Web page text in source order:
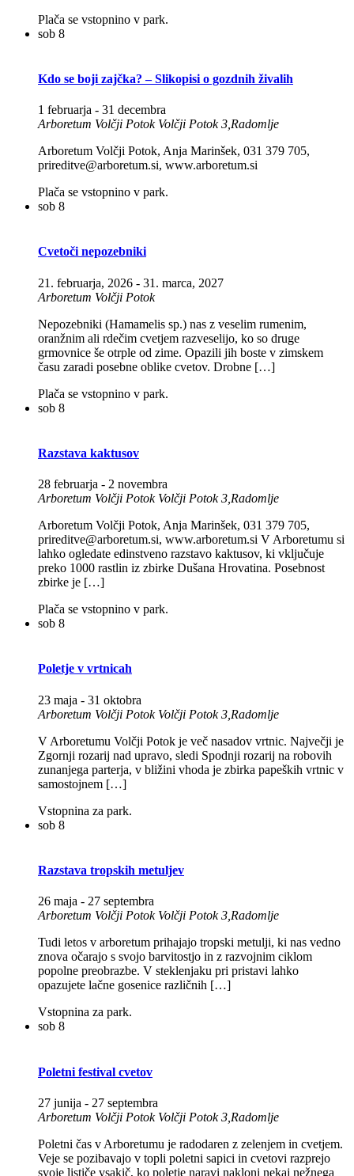
Plača se vstopnino v park.
sob 8
Kdo se boji zajčka? – Slikopisi o gozdnih živalih
1 februarja - 31 decembra
Arboretum Volčji Potok Volčji Potok 3,Radomlje
Arboretum Volčji Potok, Anja Marinšek, 031 379 705,
prireditve@arboretum.si, www.arboretum.si
Plača se vstopnino v park.
sob 8
Cvetoči nepozebniki
21. februarja, 2026 - 31. marca, 2027
Arboretum Volčji Potok
Nepozebniki (Hamamelis sp.) nas z veselim rumenim,
oranžnim ali rdečim cvetjem razveselijo, ko so druge
grmovnice še otrple od zime. Opazili jih boste v zimskem
času zaradi posebne oblike cvetov. Drobne […]
Plača se vstopnino v park.
sob 8
Razstava kaktusov
28 februarja - 2 novembra
Arboretum Volčji Potok Volčji Potok 3,Radomlje
Arboretum Volčji Potok, Anja Marinšek, 031 379 705,
prireditve@arboretum.si, www.arboretum.si V Arboretumu si
lahko ogledate edinstveno razstavo kaktusov, ki vključuje
preko 1000 rastlin iz zbirke Dušana Hrovatina. Posebnost
zbirke je […]
Plača se vstopnino v park.
sob 8
Poletje v vrtnicah
23 maja - 31 oktobra
Arboretum Volčji Potok Volčji Potok 3,Radomlje
V Arboretumu Volčji Potok je več nasadov vrtnic. Največji je
Zgornji rozarij nad upravo, sledi Spodnji rozarij na robovih
zunanjega parterja, v bližini vhoda je zbirka papeških vrtnic v
samostojnem […]
Vstopnina za park.
sob 8
Razstava tropskih metuljev
26 maja - 27 septembra
Arboretum Volčji Potok Volčji Potok 3,Radomlje
Tudi letos v arboretum prihajajo tropski metulji, ki nas vedno
znova očarajo s svojo barvitostjo in z razvojnim ciklom
popolne preobrazbe. V steklenjaku pri pristavi lahko
opazujete lačne gosenice različnih […]
Vstopnina za park.
sob 8
Poletni festival cvetov
27 junija - 27 septembra
Arboretum Volčji Potok Volčji Potok 3,Radomlje
Poletni čas v Arboretumu je radodaren z zelenjem in cvetjem.
Veje se pozibavajo v topli poletni sapici in cvetovi razprejo
svoje lističe vsakič, ko poletje naravi nakloni nekaj nežnega